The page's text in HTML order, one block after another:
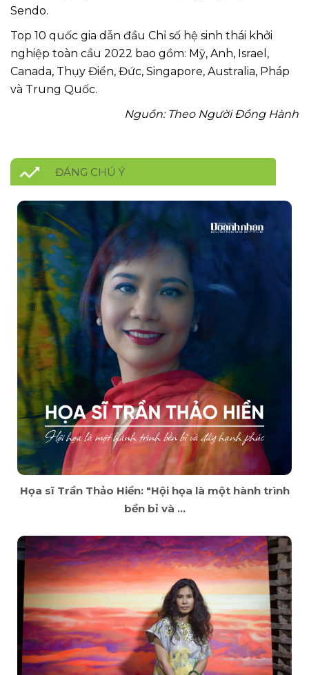
Sendo.
Top 10 quốc gia dẫn đầu Chỉ số hệ sinh thái khởi
nghiệp toàn cầu 2022 bao gồm: Mỹ, Anh, Israel,
Canada, Thụy Điển, Đức, Singapore, Australia, Pháp
và Trung Quốc.
Nguồn: Theo Người Đồng Hành
ĐÁNG CHÚ Ý
Họa sĩ Trần Thảo Hiền: "Hội họa là một hành trình
bền bỉ và ...